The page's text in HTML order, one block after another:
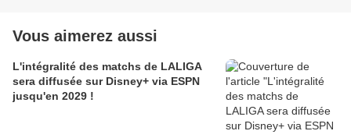
Vous aimerez aussi
L'intégralité des matchs de LALIGA
sera diffusée sur Disney+ via ESPN
jusqu'en 2029 !